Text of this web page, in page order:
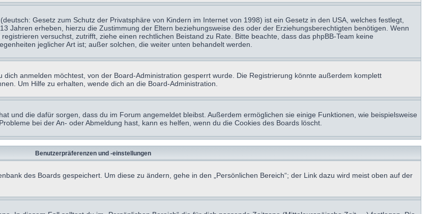
Gesetz zum Schutz der Privatsphäre von Kindern im Internet von 1998) ist ein Gesetz in den USA, welches festlegt,
Jahren erheben, hierzu die Zustimmung der Eltern beziehungsweise des oder der Erziehungsberechtigten benötigen. Wenn
versuchst, zutrifft, ziehe einen rechtlichen Beistand zu Rate. Bitte beachte, dass das phpBB-Team keine
jeglicher Art ist; außer solchen, die weiter unten behandelt werden.
anmelden möchtest, von der Board-Administration gesperrt wurde. Die Registrierung könnte außerdem komplett
Um Hilfe zu erhalten, wende dich an die Board-Administration.
und die dafür sorgen, dass du im Forum angemeldet bleibst. Außerdem ermöglichen sie einige Funktionen, wie beispielsweise
bei der An- oder Abmeldung hast, kann es helfen, wenn du die Cookies des Boards löscht.
Benutzerpräferenzen und -einstellungen
des Boards gespeichert. Um diese zu ändern, gehe in den „Persönlichen Bereich“; der Link dazu wird meist oben auf der